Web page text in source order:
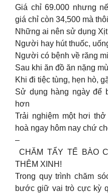
Giá chỉ 69.000 nhưng
giá chỉ còn 34,500 mà
Những ai nên sử dụng
Người hay hút thuốc,
Người có bệnh về răng
Sau khi ăn đồ ăn nặng
Khi đi tiệc tùng, hẹn hò,
Sử dụng hàng ngày để
hơn
Trải nghiệm một hơi
hoà ngay hôm nay chứ
–
CHĂM TẨY TẾ BÀO
THÊM XINH!
Trong quy trình chăm
bước giữ vai trò cực kỳ